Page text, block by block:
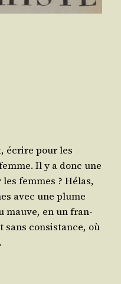
écrire pour les
Il y a donc une
femmes ? Hélas,
avec une plume
mauve, en un fran­
sans consis­tance, où